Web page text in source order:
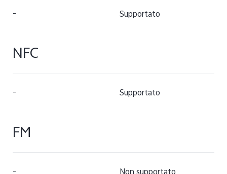
- Supportato
NFC
- Supportato
FM